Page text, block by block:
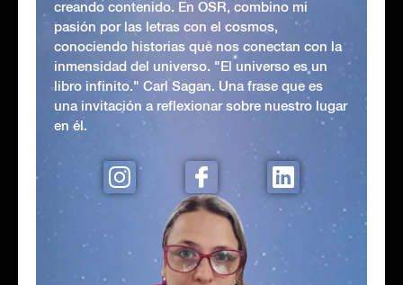
creando contenido. En OSR, combino mi
pasión por las letras con el cosmos,
conociendo historias que nos conectan con la
inmensidad del universo. "El universo es un
libro infinito." Carl Sagan. Una frase que es
una invitación a reflexionar sobre nuestro lugar
en él.